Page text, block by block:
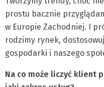
prostu bacznie
w Europie Zachodniej. I
rodzimy rynek,
gospodarki i naszego
Na co może liczyć klient